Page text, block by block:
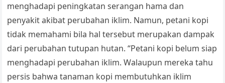
menghadapi peningkatan serangan hama dan
penyakit akibat perubahan iklim. Namun, petani kopi
tidak memahami bila hal tersebut merupakan dampak
dari perubahan tutupan hutan. “Petani kopi belum siap
menghadapi perubahan iklim. Walaupun mereka tahu
persis bahwa tanaman kopi membutuhkan iklim